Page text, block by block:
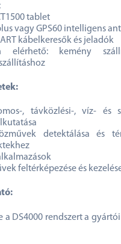
tablet
vagy GPS60 intelligens
kábelkeresők és jeladók
elérhető: kemény
, távközlési-, víz- és
detektálása és
feltérképezése és
a DS4000 rendszert a